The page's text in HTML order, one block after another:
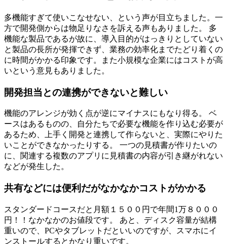
多機能すぎて使いこなせない、という声が目立ちました。一
方で開発側からは物足りなさを訴える声もありました。 多
機能な製品であるが故に、導入目的がはっきりとしていない
と製品の長所が発揮できず、業務の効率化までたどり着くの
に時間がかかる印象です。また小規模な企業にはコストが高
いという意見もありました。
開発担当との連携ができないと難しい
機能のアレンジが効く点が逆にマイナスにもなり得る。 ベ
ースはあるものの、自分たちで必要な機能を作り込む必要が
あるため、上手く開発と連携して作らないと、実際にやりた
いことができなかったりする。 一つの見積書が作りたいの
に、関連する複数のアプリに見積書の内容が引き継がれない
などが発生した。
共有などには便利だがなかなかコストがかかる
スタンダードコースだと月額１５００円で年間1万８０００
円！！なかなかのお値段です。 あと、ディスク容量が結構
重いので、PCやタブレットだといいのですが、スマホにイ
ンストールするとかなり重いです。